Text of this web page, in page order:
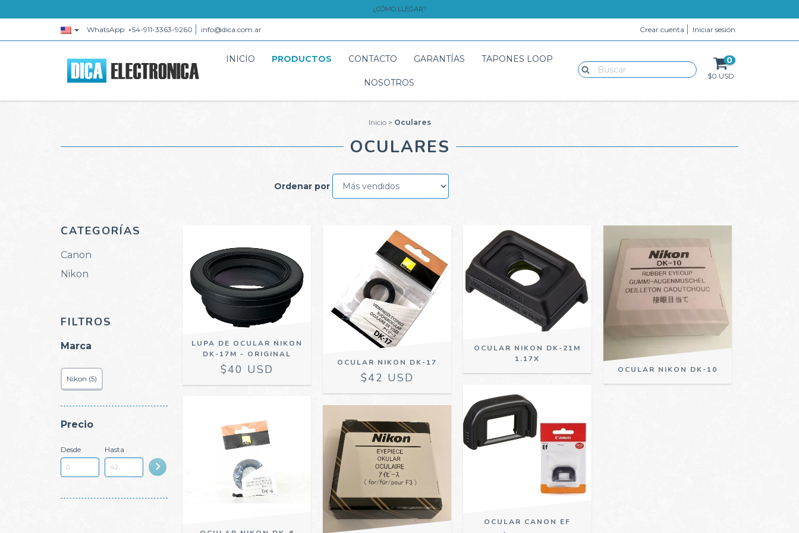
¿CÓMO LLEGAR?
WhatsApp: +54-911-3363-9260 info@dica.com.ar Crear cuenta Iniciar sesión
INICIO PRODUCTOS CONTACTO GARANTÍAS TAPONES LOOP
NOSOTROS
0
$0 USD
Inicio > Oculares
OCULARES
Ordenar por
CATEGORÍAS
Canon
Nikon
FILTROS
Marca
Nikon (5)
Precio
Desde Hasta
LUPA DE OCULAR NIKON
DK-17M - ORIGINAL
$40 USD OCULAR NIKON DK-17
$42 USD
OCULAR NIKON DK-21M
1.17X
OCULAR NIKON DK-10
OCULAR CANON EF